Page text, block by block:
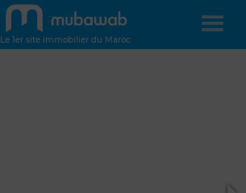
Le 1er site immobilier du Maroc